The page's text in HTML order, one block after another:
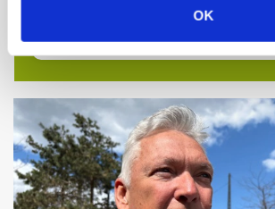
OK